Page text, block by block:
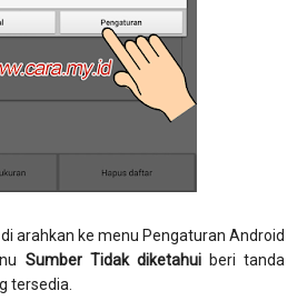
arahkan ke menu Pengaturan Android
Sumber Tidak diketahuiberi tanda
tersedia.